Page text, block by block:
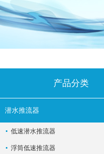
产品分类
潜水推流器
低速潜水推流器
浮筒低速推流器